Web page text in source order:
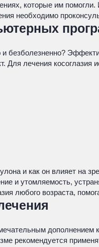
которые им
необходимо
и безболезненно?
Для лечения косоглазия
и как он влияет на
и утомляемость,
любого возраста,
рекомендуется